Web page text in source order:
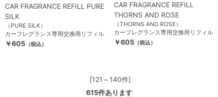
CAR FRAGRANCE REFILL PURE
SILK
（PURE SILK）
カーフレグランス専用交換用リフィル
￥605 （税込）
CAR FRAGRANCE REFILL
THORNS AND ROSE
（THORNS AND ROSE）
カーフレグランス専用交換用リフィル
￥605 （税込）
[121～140件]
615件あります